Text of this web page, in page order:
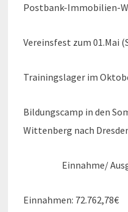
Postbank-Immobilien-
Vereinsfest zum 01.Mai
Trainingslager im
Bildungscamp in den
Wittenberg nach
Einnahme/
Einnahmen: 72.762,78€